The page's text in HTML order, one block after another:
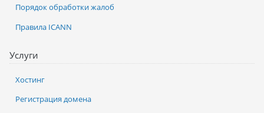
Услуги
Хостинг
Регистрация домена
Порядок обработки жалоб
Правила ICANN